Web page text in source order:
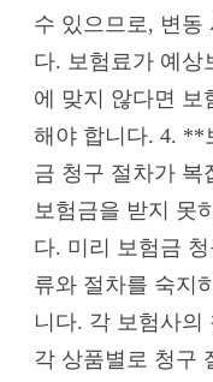
수 있으므로, 변동
다. 보험료가 예상
에 맞지 않다면 보
해야 합니다. 4. **
금 청구 절차가 복
보험금을 받지 못
다. 미리 보험금
류와 절차를 숙지
니다. 각 보험사의
각 상품별로 청구